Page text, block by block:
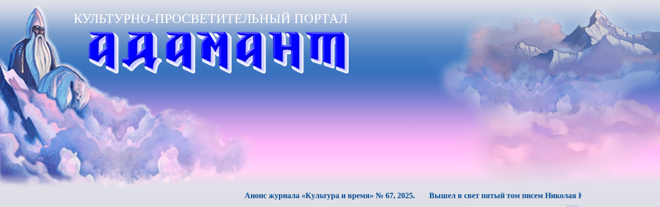
КУЛЬТУРНО-ПРОСВЕТИТЕЛЬНЫЙ ПОРТАЛ
Анонс журнала «Культура и время» № 67, 2025. Вышел в свет пятый том писем Николая Константиновича Рериха.